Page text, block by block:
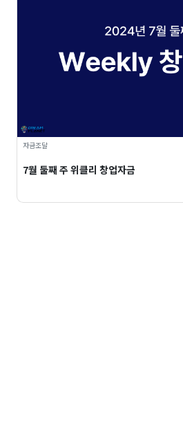
자금조달
7월 둘째 주 위클리 창업자금